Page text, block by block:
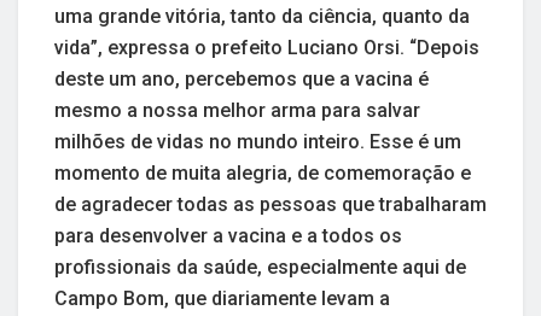
uma grande vitória, tanto da ciência, quanto da
vida”, expressa o prefeito Luciano Orsi. “Depois
deste um ano, percebemos que a vacina é
mesmo a nossa melhor arma para salvar
milhões de vidas no mundo inteiro. Esse é um
momento de muita alegria, de comemoração e
de agradecer todas as pessoas que trabalharam
para desenvolver a vacina e a todos os
profissionais da saúde, especialmente aqui de
Campo Bom, que diariamente levam a